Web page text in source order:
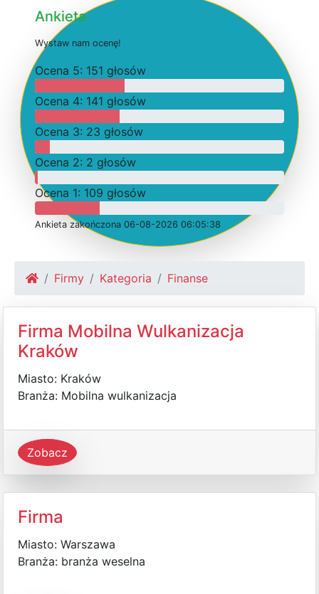
Ankieta
Wystaw nam ocenę!
Ocena 5: 151 głosów
Ocena 4: 141 głosów
Ocena 3: 23 głosów
Ocena 2: 2 głosów
Ocena 1: 109 głosów
Ankieta zakończona 06-08-2026 06:05:38
Firmy Kategoria Finanse
Firma Mobilna Wulkanizacja
Kraków
Miasto: Kraków
Branża: Mobilna wulkanizacja
Zobacz
Firma
Miasto: Warszawa
Branża: branża weselna